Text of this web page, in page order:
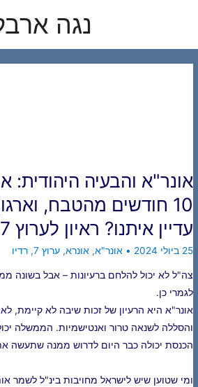
נגה
אונר"א והבעיה היהודית:
10 חודשים מהטבח,
עדיין איתנו? ראיון לערוץ 7 14.7.24
25 ביולי 2024 • אונר"א, אונרא, ערוץ 7 , רדיו
צה"ל לא יכול להלחם ברעיונות – אבל בשונה
לגמרי כן.
אונר"א היא הרעיון של זכות שיבה לא קיימת,
והסללה לשנאה טרור ואנטישמיות. הממשלה
הכנסת יכולה כבר היום לדרוש ממנה שתעשה
ומי שטוען שיש לישראל מחויבות בינ"ל לשמר